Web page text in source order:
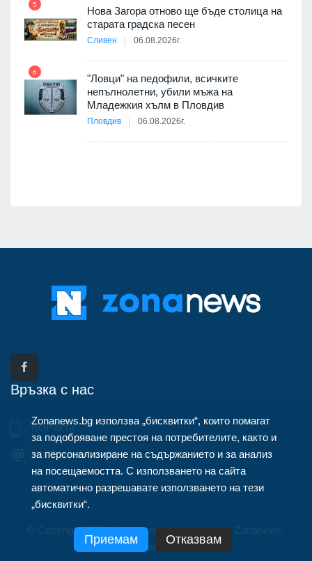
5
Нова Загора отново ще бъде столица на
старата градска песен
Сливен 06.08.2026г.
6
"Ловци" на педофили, всичките
непълнолетни, убили мъжа на
Младежкия хълм в Пловдив
Пловдив 06.08.2026г.
Връзка с нас
Контакти
info@zonanews.bg
© Copyright 2020, Информационна агенция Zonanews.
Всички права запазени.
Zonanews.bg използва „бисквитки“, които помагат
за подобряване престоя на потребителите, както и
за персонализиране на съдържанието и за анализ
на посещаемостта. С използването на сайта
автоматично разрешавате използването на тези
„бисквитки“.
Приемам Отказвам